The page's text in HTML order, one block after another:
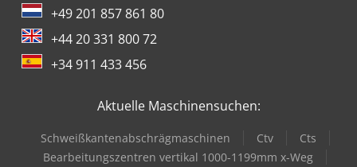
+49 201 857 861 80
+44 20 331 800 72
+34 911 433 456
Aktuelle Maschinensuchen:
Schweißkantenabschrägmaschinen Ctv
Cts
Bearbeitungszentren vertikal 1000-1199mm x-Weg